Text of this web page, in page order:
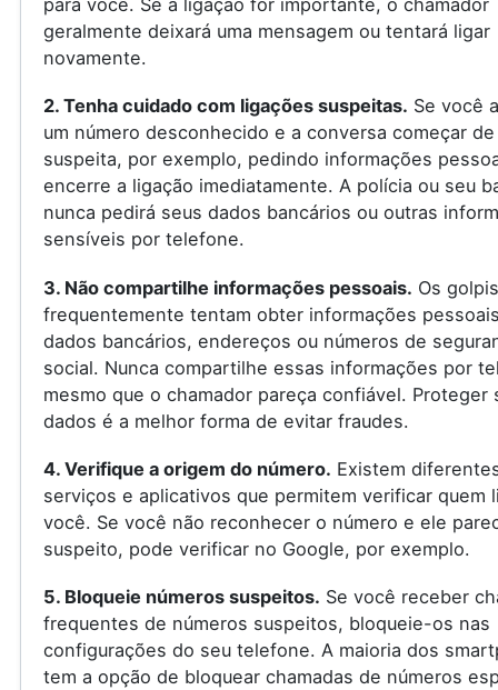
para você. Se a ligação for importante, o chamador
geralmente deixará uma mensagem ou tentará ligar
novamente.
2. Tenha cuidado com ligações suspeitas. Se você
um número desconhecido e a conversa começar
suspeita, por exemplo, pedindo informações
encerre a ligação imediatamente. A polícia ou seu
nunca pedirá seus dados bancários ou outras
sensíveis por telefone.
3. Não compartilhe informações pessoais. Os
frequentemente tentam obter informações
dados bancários, endereços ou números de
social. Nunca compartilhe essas informações por
mesmo que o chamador pareça confiável. Proteger
dados é a melhor forma de evitar fraudes.
4. Verifique a origem do número. Existem
serviços e aplicativos que permitem verificar quem
você. Se você não reconhecer o número e ele
suspeito, pode verificar no Google, por exemplo.
5. Bloqueie números suspeitos. Se você receber
frequentes de números suspeitos, bloqueie-os nas
configurações do seu telefone. A maioria dos
tem a opção de bloquear chamadas de números